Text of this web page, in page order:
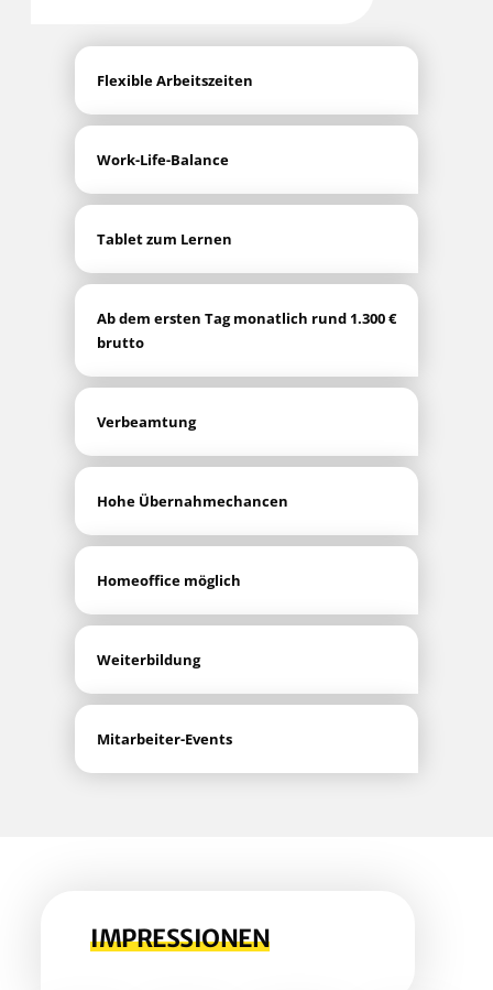
Fle­xi­ble Arbeitszeiten
Work-Life-Balan­ce
Tablet zum Lernen
Ab dem ers­ten Tag monat­lich rund 1.300 €
brutto
Ver­be­am­tung
Hohe Über­nah­me­chan­cen
Home­of­fice möglich
Wei­ter­bil­dung
Mit­ar­bei­ter-Events
IMPRES­SIO­NEN